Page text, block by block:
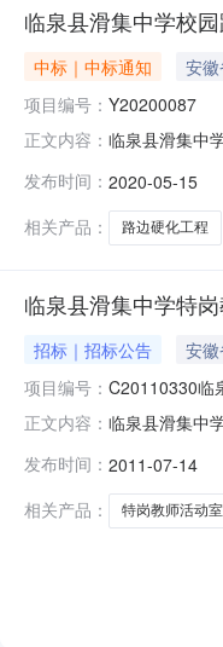
临泉县滑集中学校
中标｜中标通知
安
项目编号： Y20200087
正文内容： 临泉县滑集中
工程量：详见
发布时间： 2020-05-15
相关产品：
路边硬化工程
临泉县滑集中学特
招标｜招标公告
安
项目编号： C20110330临
正文内容： 临泉县滑集中
活动室工程二
级及以上；2.
发布时间： 2011-07-14
相关产品：
特岗教师活动